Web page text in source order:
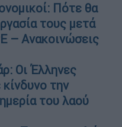
Πότε θα
τους μετά
– Ανακοινώσεις
Οι Έλληνες
την
του λαού